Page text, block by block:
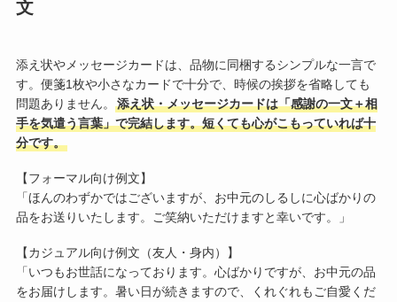
文
添え状やメッセージカードは、品物に同梱するシンプルな一言で
す。便箋1枚や小さなカードで十分で、時候の挨拶を省略しても
問題ありません。
添え状・メッセージカードは「感謝の一文＋相
手を気遣う言葉」で完結します。短くても心がこもっていれば十
分です。
【フォーマル向け例文】
「ほんのわずかではございますが、お中元のしるしに心ばかりの
品をお送りいたします。ご笑納いただけますと幸いです。」
【カジュアル向け例文（友人・身内）】
「いつもお世話になっております。心ばかりですが、お中元の品
をお届けします。暑い日が続きますので、くれぐれもご自愛くだ